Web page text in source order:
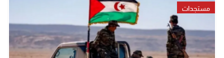
مستجدات